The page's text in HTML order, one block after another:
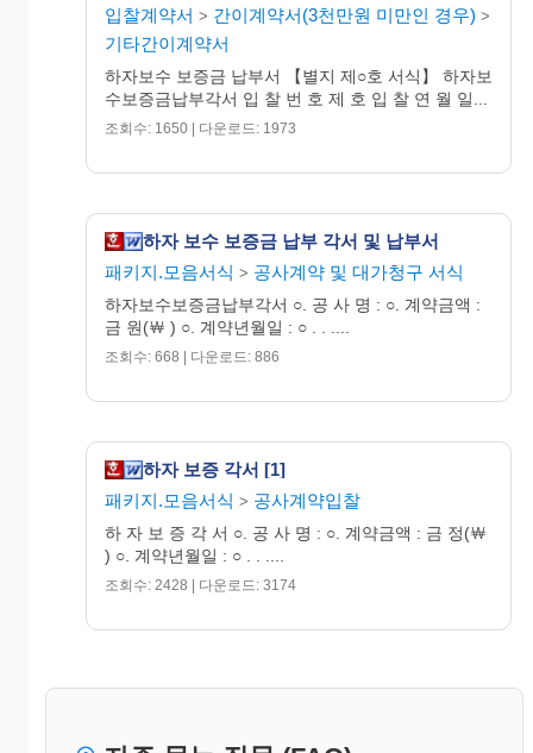
입찰계약서 > 간이계약서(3천만원 미만인 경우) >
기타간이계약서
하자보수 보증금 납부서 【별지 제○호 서식】 하자보
수보증금납부각서 입 찰 번 호 제 호 입 찰 연 월 일...
조회수: 1650 | 다운로드: 1973
하자 보수 보증금 납부 각서 및 납부서
패키지.모음서식 > 공사계약 및 대가청구 서식
하자보수보증금납부각서 ○. 공 사 명 : ○. 계약금액 :
금 원(￦ ) ○. 계약년월일 : ○ . . ....
조회수: 668 | 다운로드: 886
하자 보증 각서 [1]
패키지.모음서식 > 공사계약입찰
하 자 보 증 각 서 ○. 공 사 명 : ○. 계약금액 : 금 정(￦
) ○. 계약년월일 : ○ . . ....
조회수: 2428 | 다운로드: 3174